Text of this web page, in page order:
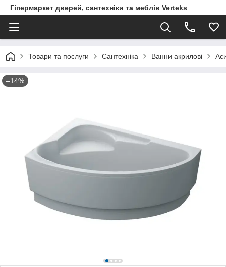
Гіпермаркет дверей, сантехніки та меблів Verteks
Товари та послуги Сантехніка Ванни акрилові
–14%